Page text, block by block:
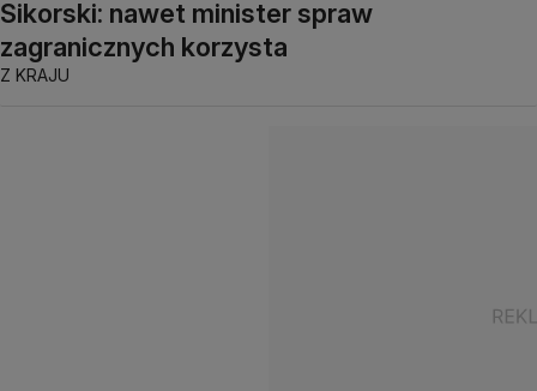
Sikorski: nawet minister spraw
zagranicznych korzysta
Z KRAJU